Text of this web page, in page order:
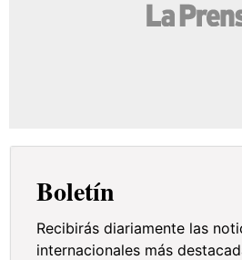
Boletín
Recibirás diariamente las
internacionales más